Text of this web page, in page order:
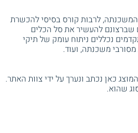
המשכנתה, לרבות קורס בסיסי להכשרת
שברצונם להעשיר את סל הכלים
נכללים ניתוח עומק של תיקי
משכנתה, ועוד.
כאן נכתב ונערך על ידי צוות האתר.
שהוא.